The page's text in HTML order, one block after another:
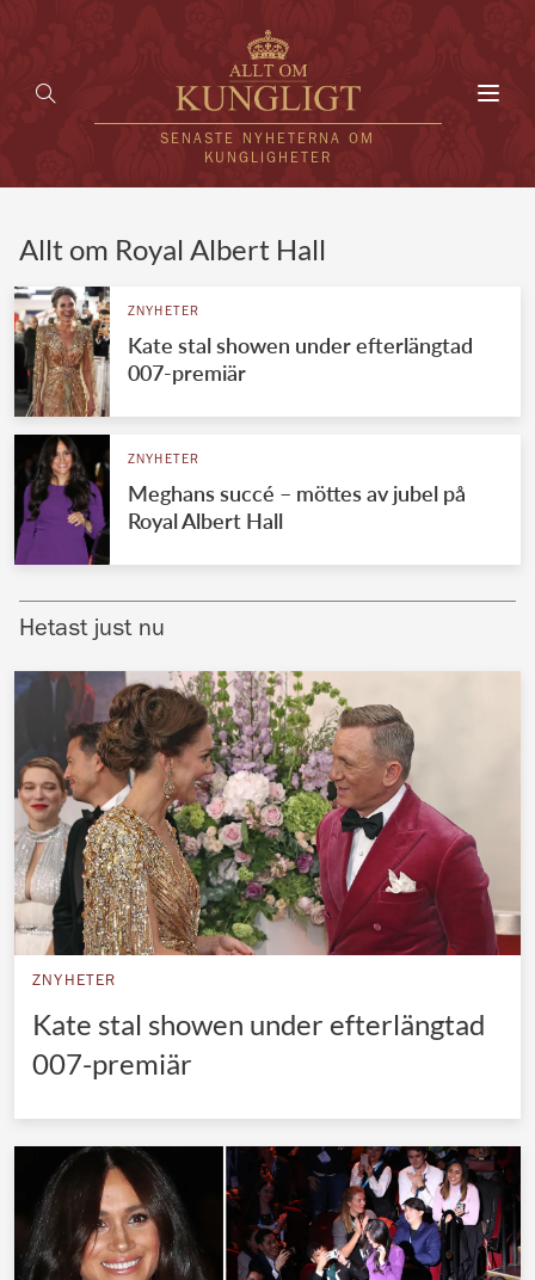
SENASTE NYHETERNA OM
KUNGLIGHETER
UTLÄNDSKT
VÄRLDENS KUNGAHUS
Svenska kungahuset
Brittiska kungahuset
Nederländska kungahuset
Belgiska kungahuset
Jordanska kungahuset
Luxemburgska storhertighuset
Japanska kejsarhuset
Thailändska kungahuset
Marockanska kungahuset
REDAKTION
Allt om Royal Albert Hall
ZNYHETER
Kate stal showen under efterlängtad
007-premiär
ZNYHETER
Meghans succé – möttes av jubel på
Royal Albert Hall
Hetast just nu
ZNYHETER
Kate stal showen under efterlängtad
007-premiär